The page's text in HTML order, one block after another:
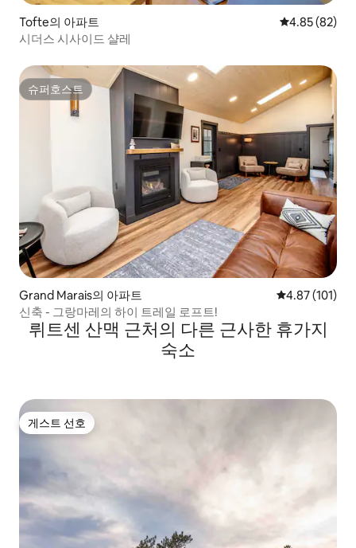
Tofte의 아파트 평점 4.85점(5
4.85 (82)
시더스 시사이드 샬레
슈퍼호스트
슈퍼호스트
Grand Marais의 아파트 평점 4.87점(5
4.87 (101)
신축 - 그랑마레의 하이 트레일 로프트!
뤼트센 산맥 근처의 다른 근사한 휴가지
숙소
게스트 선호
게스트 선호